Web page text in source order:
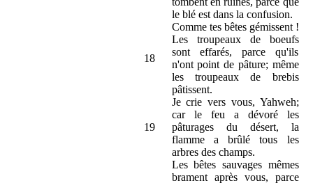
le blé est dans la confusion.
18
Comme tes bêtes gémissent !
Les troupeaux de boeufs
sont effarés, parce qu'ils
n'ont point de pâture; même
les troupeaux de brebis
pâtissent.
19
Je crie vers vous, Yahweh;
car le feu a dévoré les
pâturages du désert, la
flamme a brûlé tous les
arbres des champs.
Les bêtes sauvages mêmes
brament après vous, parce